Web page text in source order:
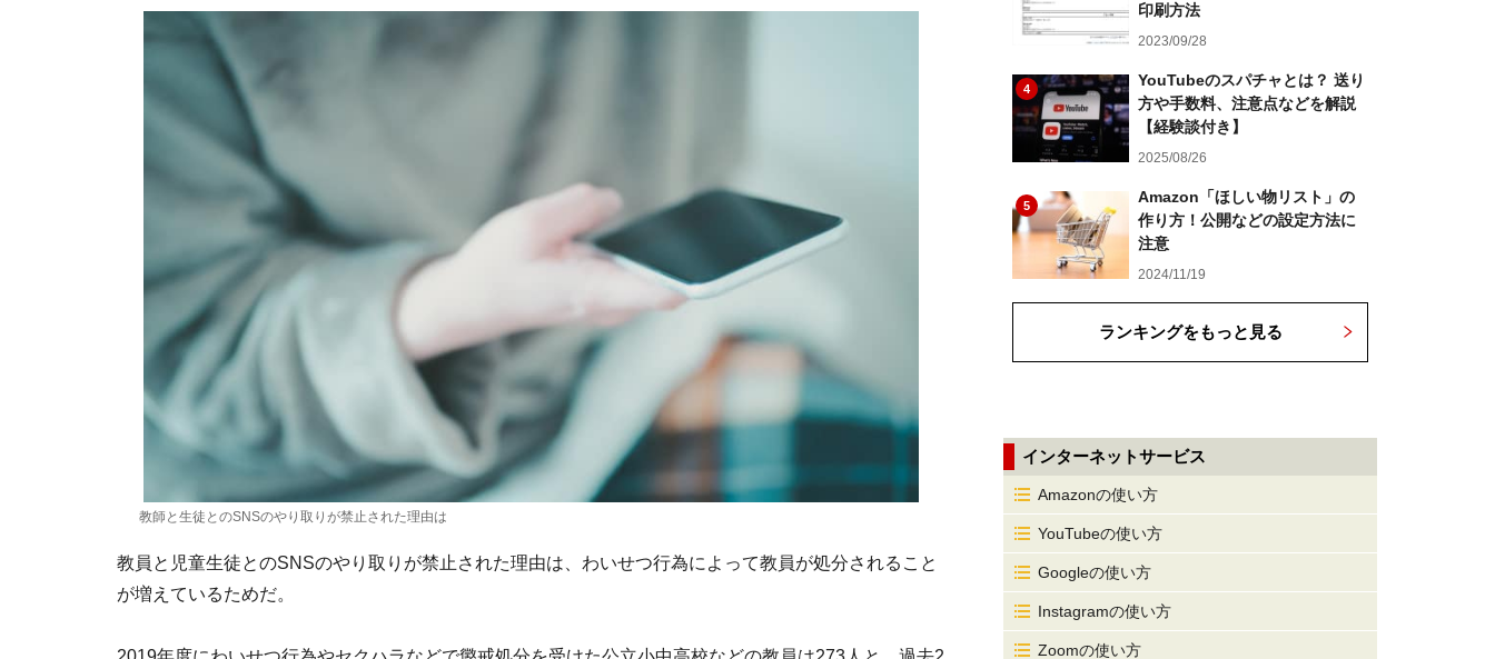
教師と生徒とのSNSのやり取りが禁止された理由は
教員と児童生徒とのSNSのやり取りが禁止された理由は、わいせつ行為によって教員が処分されること
が増えているためだ。
印刷方法
2023/09/28
4
YouTubeのスパチャとは？ 送り
方や手数料、注意点などを解説
【経験談付き】
2025/08/26
5
Amazon「ほしい物リスト」の
作り方！公開などの設定方法に
注意
2024/11/19
ランキングをもっと見る
インターネットサービス
Amazonの使い方
YouTubeの使い方
Googleの使い方
Instagramの使い方
Zoomの使い方